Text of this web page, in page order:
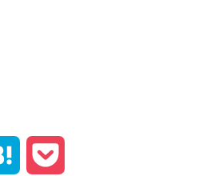
Hatena